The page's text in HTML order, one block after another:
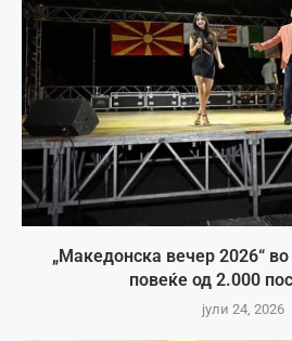
„Македонска вечер 2026“
повеќе од 2.000
јули 24, 2026